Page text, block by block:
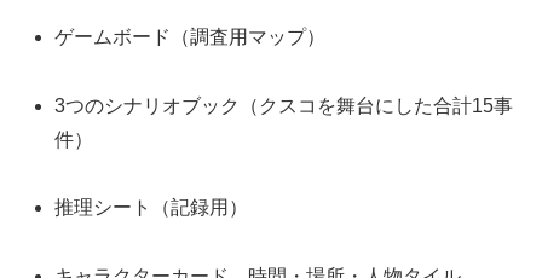
ゲームボード（調査用マップ）
3つのシナリオブック（クスコを舞台にした合計15事
件）
推理シート（記録用）